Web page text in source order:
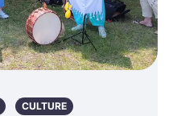
CULTURE